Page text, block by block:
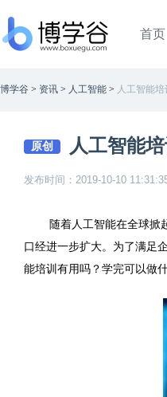
首页
博学谷 > 资讯 > 人工智能 > 人工智能
原创 人工智能
发布时间：2019-10-10
随着人工智能在全球掀
口经进一步扩大。为了满足
能培训有用吗？学完可以做